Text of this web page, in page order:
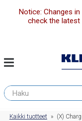
Notice: Changes
check the
Kaikki tuotteet » (X)